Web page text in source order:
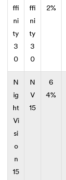
ffi
ni
ty
3
0
ffi
ni
ty
3
0
2%
N
ig
ht
Vi
si
o
n
15
N
V
15
6
4%